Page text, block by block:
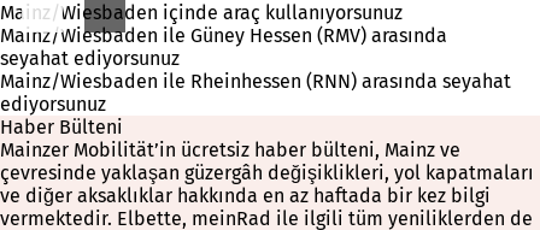
Mainz/Wiesbaden içinde araç kullanıyorsunuz
Mainz/Wiesbaden ile Güney Hessen (RMV) arasında
seyahat ediyorsunuz
Mainz/Wiesbaden ile Rheinhessen (RNN) arasında seyahat
ediyorsunuz
Haber Bülteni
Mainzer Mobilität’in ücretsiz haber bülteni, Mainz ve
çevresinde yaklaşan güzergâh değişiklikleri, yol kapatmaları
ve diğer aksaklıklar hakkında en az haftada bir kez bilgi
vermektedir. Elbette, meinRad ile ilgili tüm yeniliklerden de